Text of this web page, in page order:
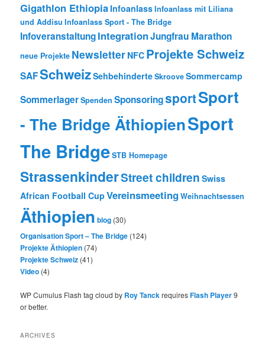
Gigathlon EthiopiaInfoanlassInfoanlass mit Liliana
und Addisu Infoanlass Sport - The Bridge
InfoveranstaltungIntegrationJungfrau Marathon
neue Projekte Newsletter NFC Projekte Schweiz
SAFSchweizSehbehinderteSkrooveSommercamp
SommerlagerSpenden SponsoringsportSport
- The Bridge ÄthiopienSport
The BridgeSTB Homepage
StrassenkinderStreet children Swiss
African Football Cup Vereinsmeeting Weihnachtsessen
Äthiopien blog (30)
Organisation Sport – The Bridge (124)
Projekte Äthiopien (74)
Projekte Schweiz (41)
Video (4)
WP Cumulus Flash tag cloud by Roy TanckrequiresFlash Player9
or better.
ARCHIVES